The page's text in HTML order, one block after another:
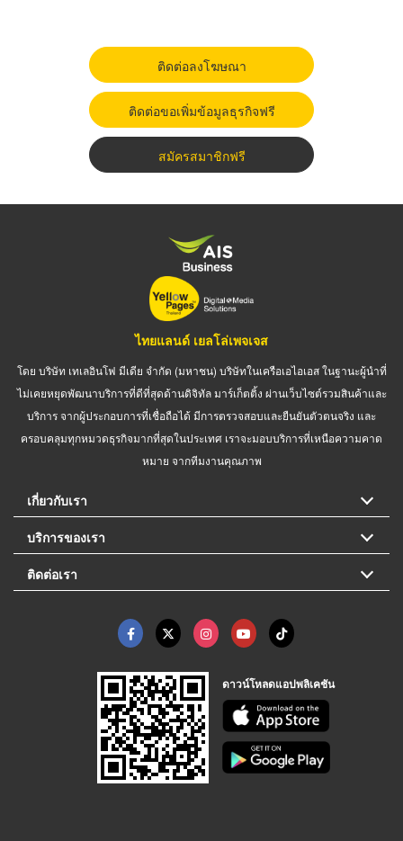
ติดต่อลงโฆษณา
ติดต่อขอเพิ่มข้อมูลธุรกิจฟรี
สมัครสมาชิกฟรี
ไทยแลนด์ เยลโล่เพจเจส
โดย บริษัท เทเลอินโฟ มีเดีย จำกัด (มหาชน) บริษัทในเครือเอไอเอส ในฐานะผู้นำที่
ไม่เคยหยุดพัฒนาบริการที่ดีที่สุดด้านดิจิทัล มาร์เก็ตติ้ง ผ่านเว็บไซต์รวมสินค้าและ
บริการ จากผู้ประกอบการที่เชื่อถือได้ มีการตรวจสอบและยืนยันตัวตนจริง และ
ครอบคลุมทุกหมวดธุรกิจมากที่สุดในประเทศ เราจะมอบบริการที่เหนือความคาด
หมาย จากทีมงานคุณภาพ
เกี่ยวกับเรา
บริการของเรา
ติดต่อเรา
ดาวน์โหลดแอปพลิเคชัน